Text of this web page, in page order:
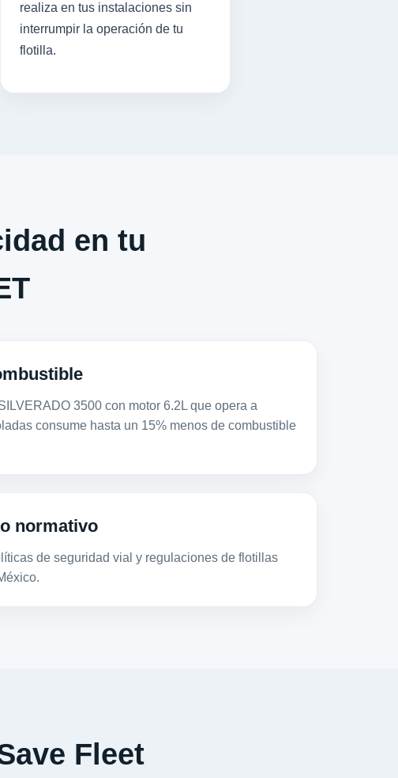
realiza en tus instalaciones sin
interrumpir la operación de tu
flotilla.
en tu
3500 con motor 6.2L que opera a
consume hasta un 15% menos de combustible
normativo
de seguridad vial y regulaciones de flotillas
Fleet